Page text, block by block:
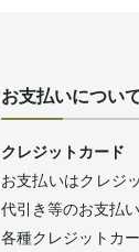
お支払いについ
クレジットカード
お支払いはクレジ
代引き等のお支払
各種クレジットカ